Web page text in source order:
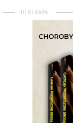
REKLAMA